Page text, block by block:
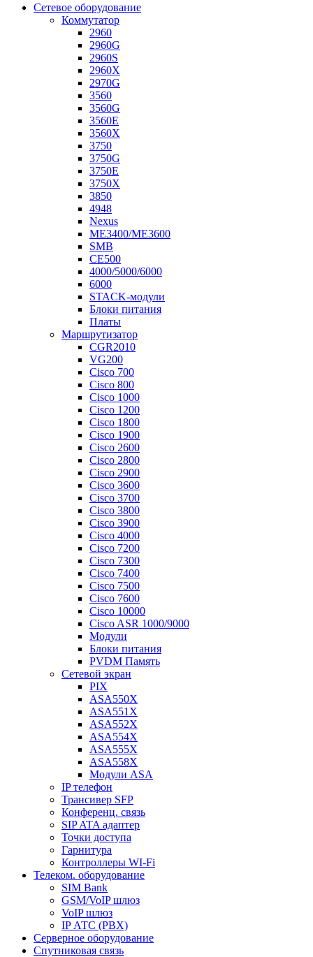
Сетевое оборудование
Коммутатор
2960
2960G
2960S
2960X
2970G
3560
3560G
3560E
3560X
3750
3750G
3750E
3750X
3850
4948
Nexus
ME3400/ME3600
SMB
CE500
4000/5000/6000
6000
STACK-модули
Блоки питания
Платы
Маршрутизатор
CGR2010
VG200
Cisco 700
Cisco 800
Cisco 1000
Cisco 1200
Cisco 1800
Cisco 1900
Cisco 2600
Cisco 2800
Cisco 2900
Cisco 3600
Cisco 3700
Cisco 3800
Cisco 3900
Cisco 4000
Cisco 7200
Cisco 7300
Cisco 7400
Cisco 7500
Cisco 7600
Cisco 10000
Cisco ASR 1000/9000
Модули
Блоки питания
PVDM Память
Сетевой экран
PIX
ASA550X
ASA551X
ASA552X
ASA554X
ASA555X
ASA558X
Модули ASA
IP телефон
Трансивер SFP
Конференц. связь
SIP ATA адаптер
Точки доступа
Гарнитура
Контроллеры WI-Fi
Телеком. оборудование
SIM Bank
GSM/VoIP шлюз
VoIP шлюз
IP АТС (PBX)
Серверное оборудование
Спутниковая связь